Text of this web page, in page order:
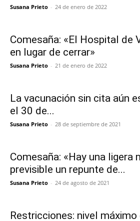
Susana Prieto - 24 de enero de 2022
Comesaña: «El Hospital de
en lugar de cerrar»
Susana Prieto - 21 de enero de 2022
La vacunación sin cita aún
el 30 de...
Susana Prieto - 28 de septiembre de 2021
Comesaña: «Hay una ligera
previsible un repunte de...
Susana Prieto - 24 de agosto de 2021
Restricciones: nivel máximo